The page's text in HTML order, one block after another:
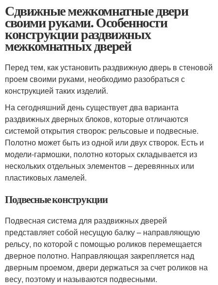
Сдвижные межкомнатные двери
своими руками. Особенности
конструкции раздвижных
межкомнатных дверей
Перед тем, как установить раздвижную дверь в стеновой
проем своими руками, необходимо разобраться с
конструкцией таких изделий.
На сегодняшний день существует два варианта
раздвижных дверных блоков, которые отличаются
системой открытия створок: рельсовые и подвесные.
Полотно может быть из одной или двух створок. Есть и
модели-гармошки, полотно которых складывается из
нескольких отдельных элементов – деревянных или
пластиковых ламелей.
Подвесные конструкции
Подвесная система для раздвижных дверей
представляет собой несущую балку – направляющую
рельсу, по которой с помощью роликов перемещается
дверное полотно. Направляющая закрепляется над
дверным проемом, двери держаться за счет роликов на
весу, поэтому и называются подвесными.